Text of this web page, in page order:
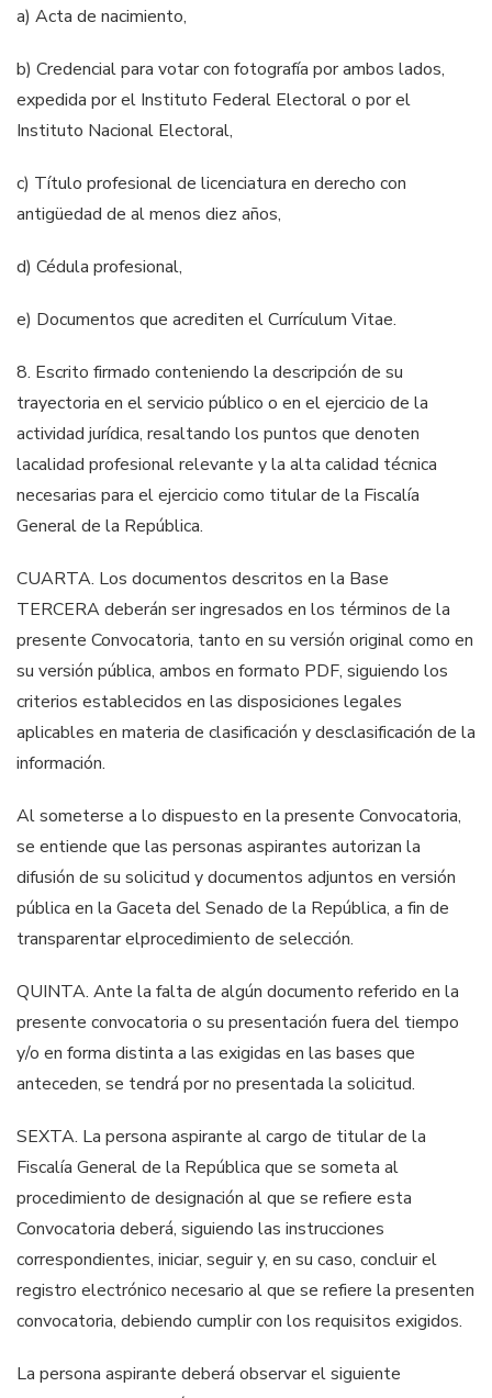
a) Acta de nacimiento,
b) Credencial para votar con fotografía por ambos lados,
expedida por el Instituto Federal Electoral o por el
Instituto Nacional Electoral,
c) Título profesional de licenciatura en derecho con
antigüedad de al menos diez años,
d) Cédula profesional,
e) Documentos que acrediten el Currículum Vitae.
8. Escrito firmado conteniendo la descripción de su
trayectoria en el servicio público o en el ejercicio de la
actividad jurídica, resaltando los puntos que denoten
lacalidad profesional relevante y la alta calidad técnica
necesarias para el ejercicio como titular de la Fiscalía
Generalde la República.
CUARTA. Los documentos descritos en la Base
TERCERA deberán ser ingresados en los términos de la
presente Convocatoria, tanto en su versión original como en
su versión pública, ambos en formato PDF, siguiendo los
criterios establecidos en las disposiciones legales
aplicables en materia de clasificación y desclasificación de la
información.
Alsometerse a lo dispuesto en la presente Convocatoria,
se entiende que las personas aspirantes autorizan la
difusión de su solicitud y documentos adjuntos en versión
pública en la Gaceta del Senado de la República, a fin de
transparentar elprocedimiento de selección.
QUINTA. Ante la falta de algún documento referido en la
presente convocatoria o su presentación fuera del tiempo
y/o en forma distinta a las exigidas en las bases que
anteceden, se tendrá por no presentada la solicitud.
SEXTA. La persona aspirante al cargo de titular de la
Fiscalía Generalde la República que se someta al
procedimiento de designación al que se refiere esta
Convocatoria deberá, siguiendo las instrucciones
correspondientes, iniciar, seguir y, en su caso, concluir el
registro electrónico necesario al que se refiere la presenten
convocatoria, debiendo cumplir con los requisitos exigidos.
La persona aspirante deberá observar el siguiente